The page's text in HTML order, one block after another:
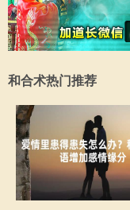
和合术热门推荐